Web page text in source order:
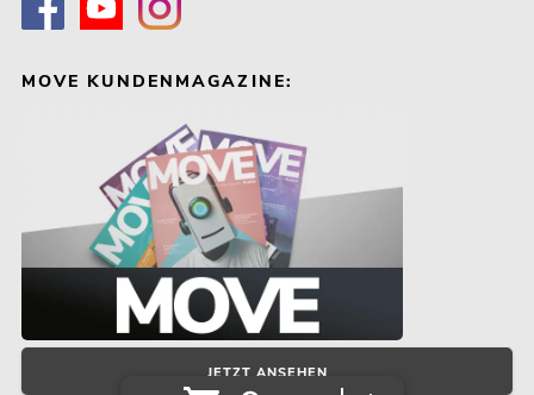
MOVE KUNDENMAGAZINE:
JETZT ANSEHEN